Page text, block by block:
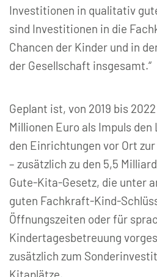
Investitionen in qualitativ
sind Investitionen in die
Chancen der Kinder und in
der Gesellschaft insgesamt.“
Geplant ist, von 2019 bis
Millionen Euro als Impuls
den Einrichtungen vor Ort
– zusätzlich zu den 5,5
Gute-Kita-Gesetz, die unter
guten Fachkraft-Kind-
Öffnungszeiten oder für
Kindertagesbetreuung
zusätzlich zum